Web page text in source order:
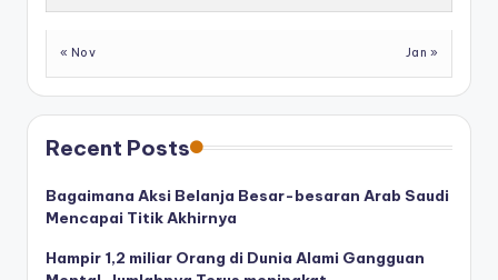
« Nov Jan »
Recent Posts
Bagaimana Aksi Belanja Besar-besaran Arab Saudi
Mencapai Titik Akhirnya
Hampir 1,2 miliar Orang di Dunia Alami Gangguan